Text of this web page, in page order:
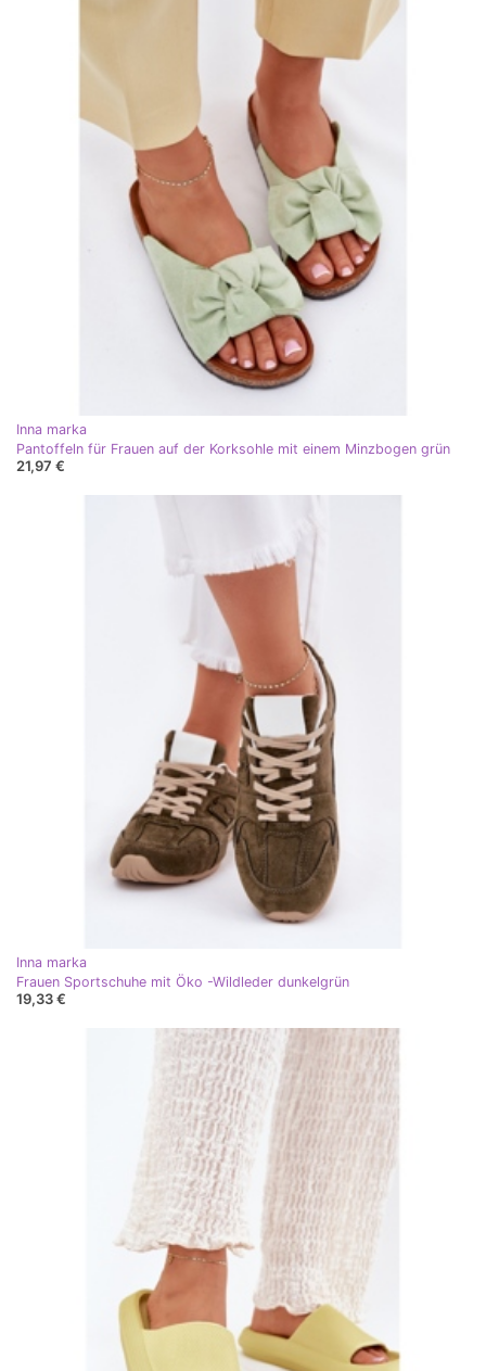
Inna marka
Pantoffeln für Frauen auf der Korksohle mit einem Minzbogen grün
21,97 €
Inna marka
Frauen Sportschuhe mit Öko -Wildleder dunkelgrün
19,33 €